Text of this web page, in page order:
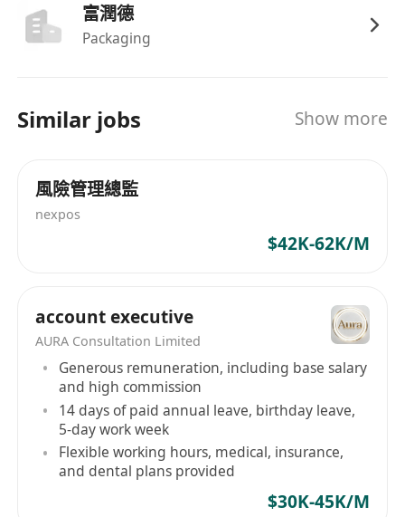
國際商務環境下進行高層級商務談判及法律文書撰
寫的能力。
導向的執行力。
富潤德
Packaging
Similar jobs Show more
風險管理總監
nexpos
$42K-62K/M
account executive
AURA Consultation Limited
Generous remuneration, including base salary
and high commission
14 days of paid annual leave, birthday leave,
5-day work week
Flexible working hours, medical, insurance,
and dental plans provided
$30K-45K/M